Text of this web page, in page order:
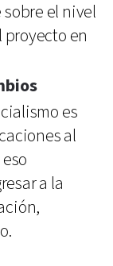
el nivel
proyecto en
es
al
a la